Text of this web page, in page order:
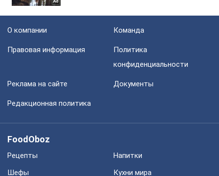
О компании Команда
Правовая информация
Политика
конфиденциальности
Реклама на сайте Документы
Редакционная политика
FoodOboz
Рецепты
Напитки
Шефы
Кухни мира